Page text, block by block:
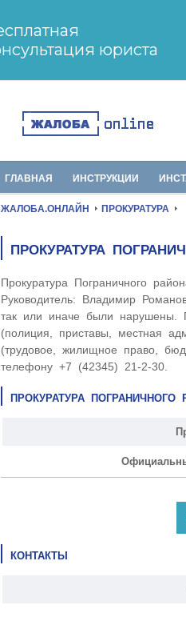
ГЛАВНАЯ ИНСТРУКЦИИ
ЖАЛОБА.ОНЛАЙН ПРОКУРАТУРА
ПРОКУРАТУРА
Прокуратура Пограничного
Руководитель: Владимир
так или иначе были нарушены.
(полиция, приставы, местная
(трудовое, жилищное право,
телефону +7 (42345) 21-2-30.
ПРОКУРАТУРА
КОНТАКТЫ